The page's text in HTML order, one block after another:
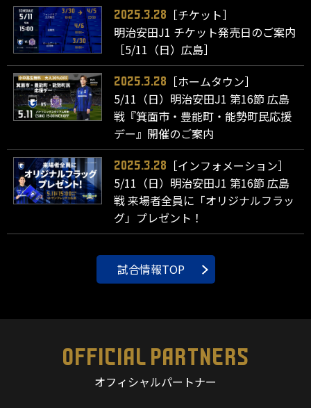
2025.3.28
［チケット］
明治安田J1 チケット発売日のご案内
［5/11（日）広島］
2025.3.28
［ホームタウン］
5/11（日）明治安田J1 第16節 広島
戦『箕面市・豊能町・能勢町民応援
デー』開催のご案内
2025.3.28
［インフォメーション］
5/11（日）明治安田J1 第16節 広島
戦 来場者全員に「オリジナルフラッ
グ」プレゼント！
試合情報TOP
OFFICIAL PARTNERS
オフィシャルパートナー